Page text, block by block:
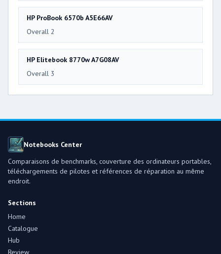
HP ProBook 6570b A5E66AV
Overall 2
HP Elitebook 8770w A7G08AV
Overall 3
Notebooks Center
Comparaisons de benchmarks, couverture des ordinateurs portables,
téléchargements de pilotes et références de réparation au même
endroit.
Sections
Home
Catalogue
Hub
Review